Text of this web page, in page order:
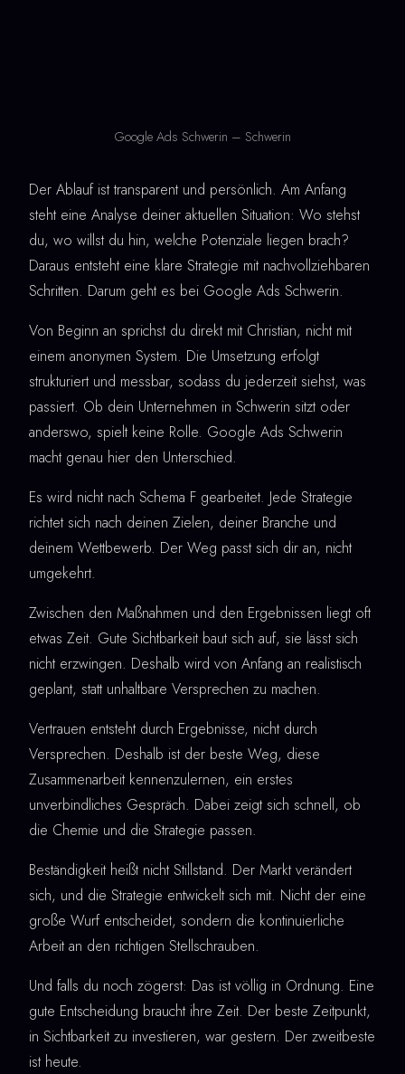
Google Ads Schwerin – Schwerin
Der Ablauf ist transparent und persönlich. Am Anfang
steht eine Analyse deiner aktuellen Situation: Wo stehst
du, wo willst du hin, welche Potenziale liegen brach?
Daraus entsteht eine klare Strategie mit nachvollziehbaren
Schritten. Darum geht es bei Google Ads Schwerin.
Von Beginn an sprichst du direkt mit Christian, nicht mit
einem anonymen System. Die Umsetzung erfolgt
strukturiert und messbar, sodass du jederzeit siehst, was
passiert. Ob dein Unternehmen in Schwerin sitzt oder
anderswo, spielt keine Rolle. Google Ads Schwerin
macht genau hier den Unterschied.
Es wird nicht nach Schema F gearbeitet. Jede Strategie
richtet sich nach deinen Zielen, deiner Branche und
deinem Wettbewerb. Der Weg passt sich dir an, nicht
umgekehrt.
Zwischen den Maßnahmen und den Ergebnissen liegt oft
etwas Zeit. Gute Sichtbarkeit baut sich auf, sie lässt sich
nicht erzwingen. Deshalb wird von Anfang an realistisch
geplant, statt unhaltbare Versprechen zu machen.
Vertrauen entsteht durch Ergebnisse, nicht durch
Versprechen. Deshalb ist der beste Weg, diese
Zusammenarbeit kennenzulernen, ein erstes
unverbindliches Gespräch. Dabei zeigt sich schnell, ob
die Chemie und die Strategie passen.
Beständigkeit heißt nicht Stillstand. Der Markt verändert
sich, und die Strategie entwickelt sich mit. Nicht der eine
große Wurf entscheidet, sondern die kontinuierliche
Arbeit an den richtigen Stellschrauben.
Und falls du noch zögerst: Das ist völlig in Ordnung. Eine
gute Entscheidung braucht ihre Zeit. Der beste Zeitpunkt,
in Sichtbarkeit zu investieren, war gestern. Der zweitbeste
ist heute.